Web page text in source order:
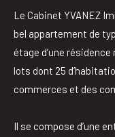
Le Cabinet YVANEZ
bel appartement de
étage d’une
lots dont 25
commerces et des
Il se compose d’une